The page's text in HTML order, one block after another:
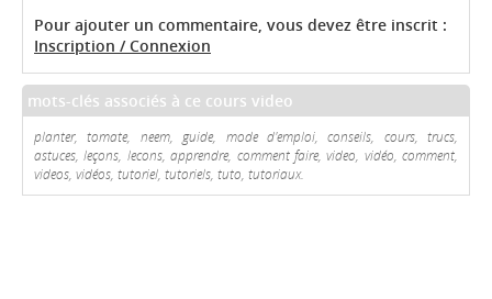
Pour ajouter un commentaire, vous devez être inscrit :
Inscription / Connexion
mots-clés associés à ce cours video
planter, tomate, neem, guide, mode d'emploi, conseils, cours, trucs,
astuces, leçons, lecons, apprendre, comment faire, video, vidéo, comment,
videos, vidéos, tutoriel, tutoriels, tuto, tutoriaux.